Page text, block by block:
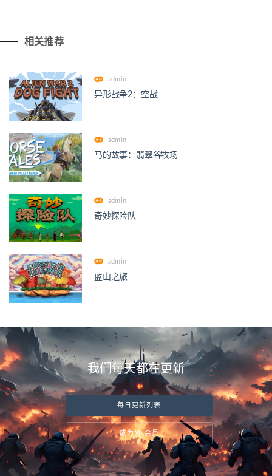
相关推荐
admin
异形战争2：空战
admin
马的故事：翡翠谷牧场
admin
奇妙探险队
admin
蓝山之旅
我们每天都在更新
每日更新列表
成为Ms会员